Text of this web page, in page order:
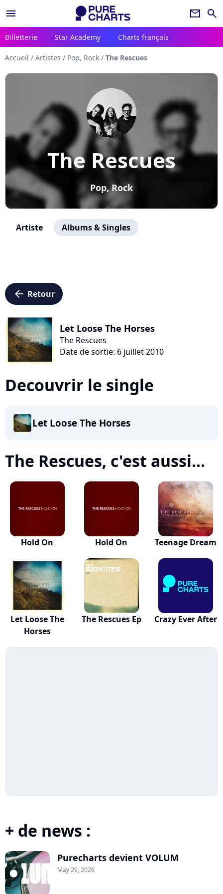
menu newsletter search
Billetterie Star Academy Charts français
Accueil / Artistes / Pop, Rock / The Rescues
The Rescues
Pop, Rock
Artiste Albums & Singles
arrow_left Retour
Let Loose The Horses
The Rescues
Date de sortie: 6 juillet 2010
Decouvrir le single
Let Loose The Horses
The Rescues, c'est aussi...
Hold On Hold On Teenage Dream
Let Loose The
Horses
The Rescues Ep Crazy Ever After
+ de news :
Purecharts devient VOLUM
May 29, 2026